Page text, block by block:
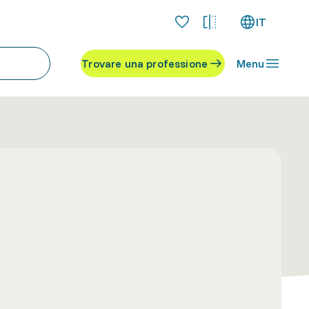
IT
Trovare una professione Menu